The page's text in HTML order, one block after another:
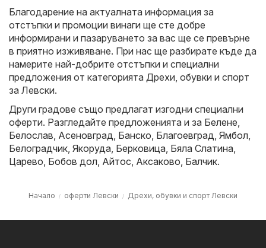
Благодарение на актуалната информация за
отстъпки и промоции винаги ще сте добре
информирани и пазаруването за вас ще се превърне
в приятно изживяване. При нас ще разбирате къде да
намерите най-добрите отстъпки и специални
предложения от категорията Дрехи, обувки и спорт
за Левски.
Други градове също предлагат изгодни специални
оферти. Разгледайте предложенията и за Белене,
Белослав, Асеновград, Банско, Благоевград, Ямбол,
Белоградчик, Якоруда, Берковица, Бяла Слатина,
Царево, Бобов дол, Айтос, Аксаково, Балчик.
Начало оферти Левски Дрехи, обувки и спорт Левски